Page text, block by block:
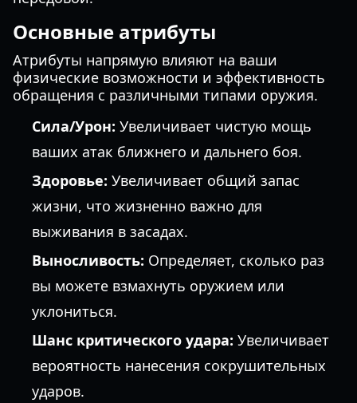
Основные атрибуты
Атрибуты напрямую влияют на ваши
физические возможности и эффективность
обращения с различными типами оружия.
Сила/Урон: Увеличивает чистую мощь
ваших атак ближнего и дальнего боя.
Здоровье: Увеличивает общий запас
жизни, что жизненно важно для
выживания в засадах.
Выносливость: Определяет, сколько раз
вы можете взмахнуть оружием или
уклониться.
Шанс критического удара: Увеличивает
вероятность нанесения сокрушительных
ударов.